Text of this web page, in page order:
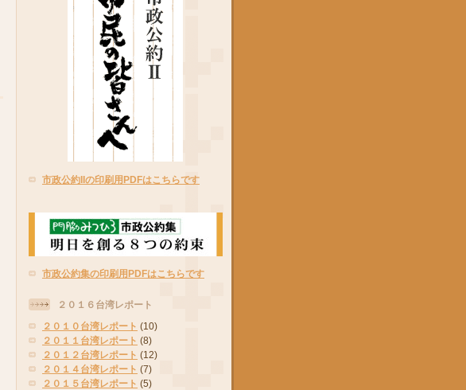
市政公約IIの印刷用PDFはこちらです
市政公約集の印刷用PDFはこちらです
２０１６台湾レポート
２０１０台湾レポート (10)
２０１１台湾レポート (8)
２０１２台湾レポート (12)
２０１４台湾レポート (7)
２０１５台湾レポート (5)